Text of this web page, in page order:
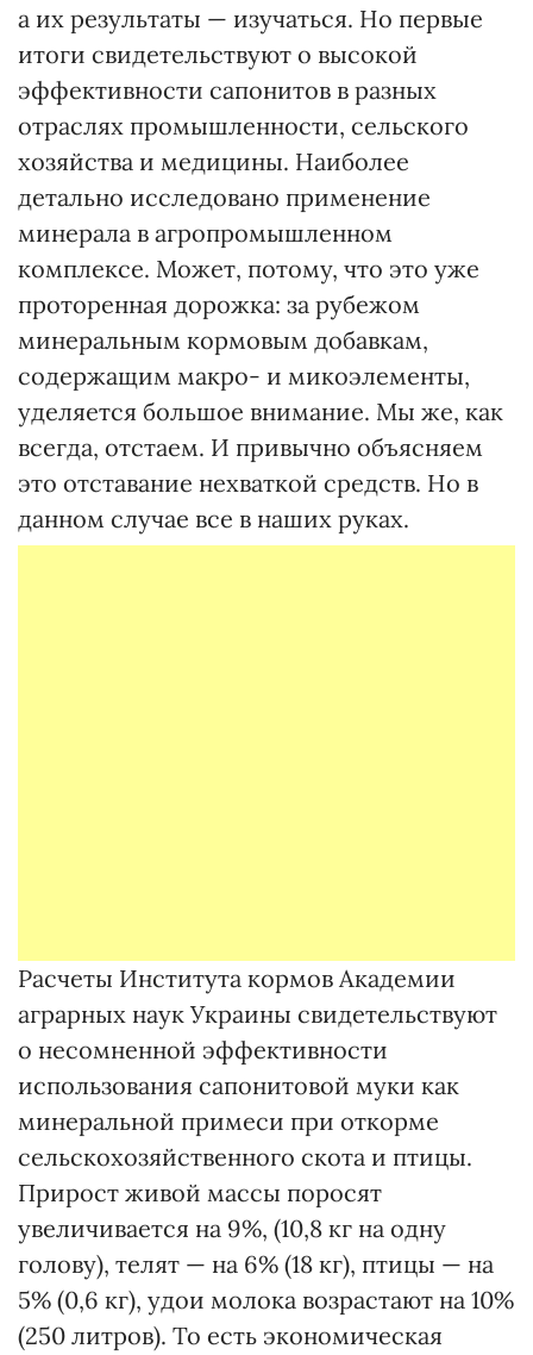
а их результаты — изучаться. Но первые
итоги свидетельствуют о высокой
эффективности сапонитов в разных
отраслях промышленности, сельского
хозяйства и медицины. Наиболее
детально исследовано применение
минерала в агропромышленном
комплексе. Может, потому, что это уже
проторенная дорожка: за рубежом
минеральным кормовым добавкам,
содержащим макро- и микоэлементы,
уделяется большое внимание. Мы же, как
всегда, отстаем. И привычно объясняем
это отставание нехваткой средств. Но в
данном случае все в наших руках.
Расчеты Института кормов Академии
аграрных наук Украины свидетельствуют
о несомненной эффективности
использования сапонитовой муки как
минеральной примеси при откорме
сельскохозяйственного скота и птицы.
Прирост живой массы поросят
увеличивается на 9%, (10,8 кг на одну
голову), телят — на 6% (18 кг), птицы — на
5% (0,6 кг), удои молока возрастают на 10%
(250 литров). То есть экономическая